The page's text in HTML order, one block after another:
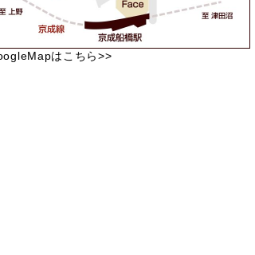
はこちら>>